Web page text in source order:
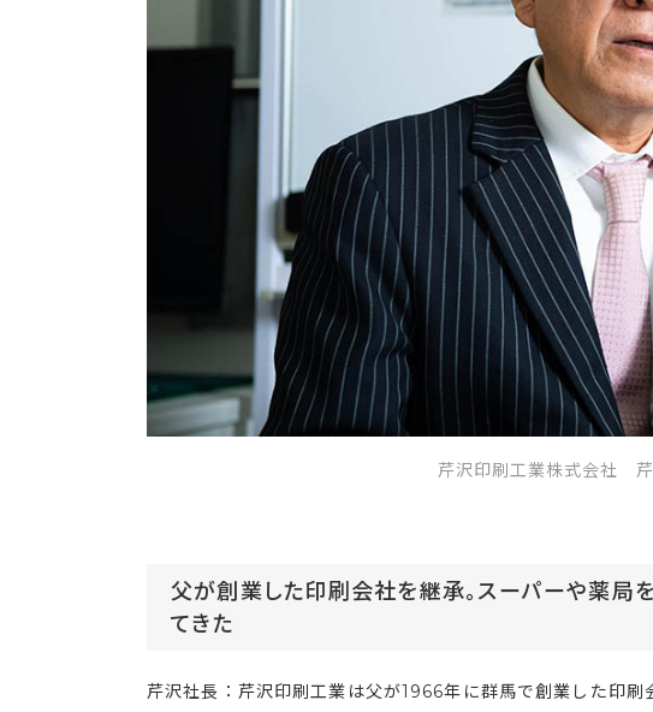
芹沢印刷工業株式会社
父が創業した印刷会社を継承。スーパーや薬局
てきた
芹沢社長：芹沢印刷工業は父が1966年に群馬で創業した印